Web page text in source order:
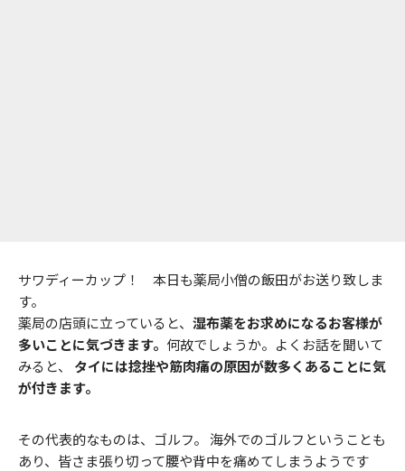
サワディーカップ！ 本日も薬局小僧の飯田がお送り致しま
す。
薬局の店頭に立っていると、 湿布薬をお求めになるお客様が
多いことに気づきます。 何故でしょうか。よくお話を聞いて
みると、 タイには捻挫や筋肉痛の原因が数多くあることに気
が付きます。
その代表的なものは、ゴルフ。 海外でのゴルフということも
あり、皆さま張り切って腰や背中を痛めてしまうようです